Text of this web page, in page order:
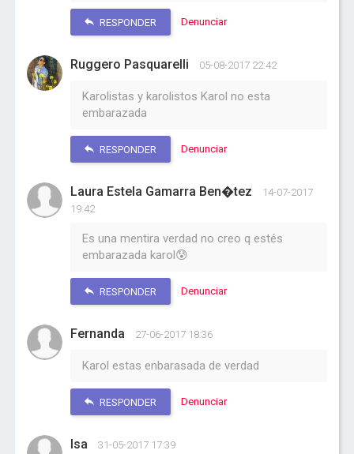
RESPONDER Denunciar
Ruggero Pasquarelli 05-08-2017 22:42
Karolistas y karolistos Karol no esta
embarazada
RESPONDER Denunciar
Laura Estela Gamarra Ben�tez
14-07-2017
19:42
Es una mentira verdad no creo q estés
embarazada karol😰
RESPONDER Denunciar
Fernanda 27-06-2017 18:36
Karol estas enbarasada de verdad
RESPONDER Denunciar
Isa 31-05-2017 17:39